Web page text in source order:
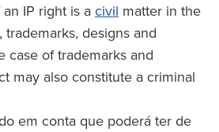
IP right is a civil matter in the
trademarks, designs and
case of trademarks and
may also constitute a criminal
em conta que poderá ter de